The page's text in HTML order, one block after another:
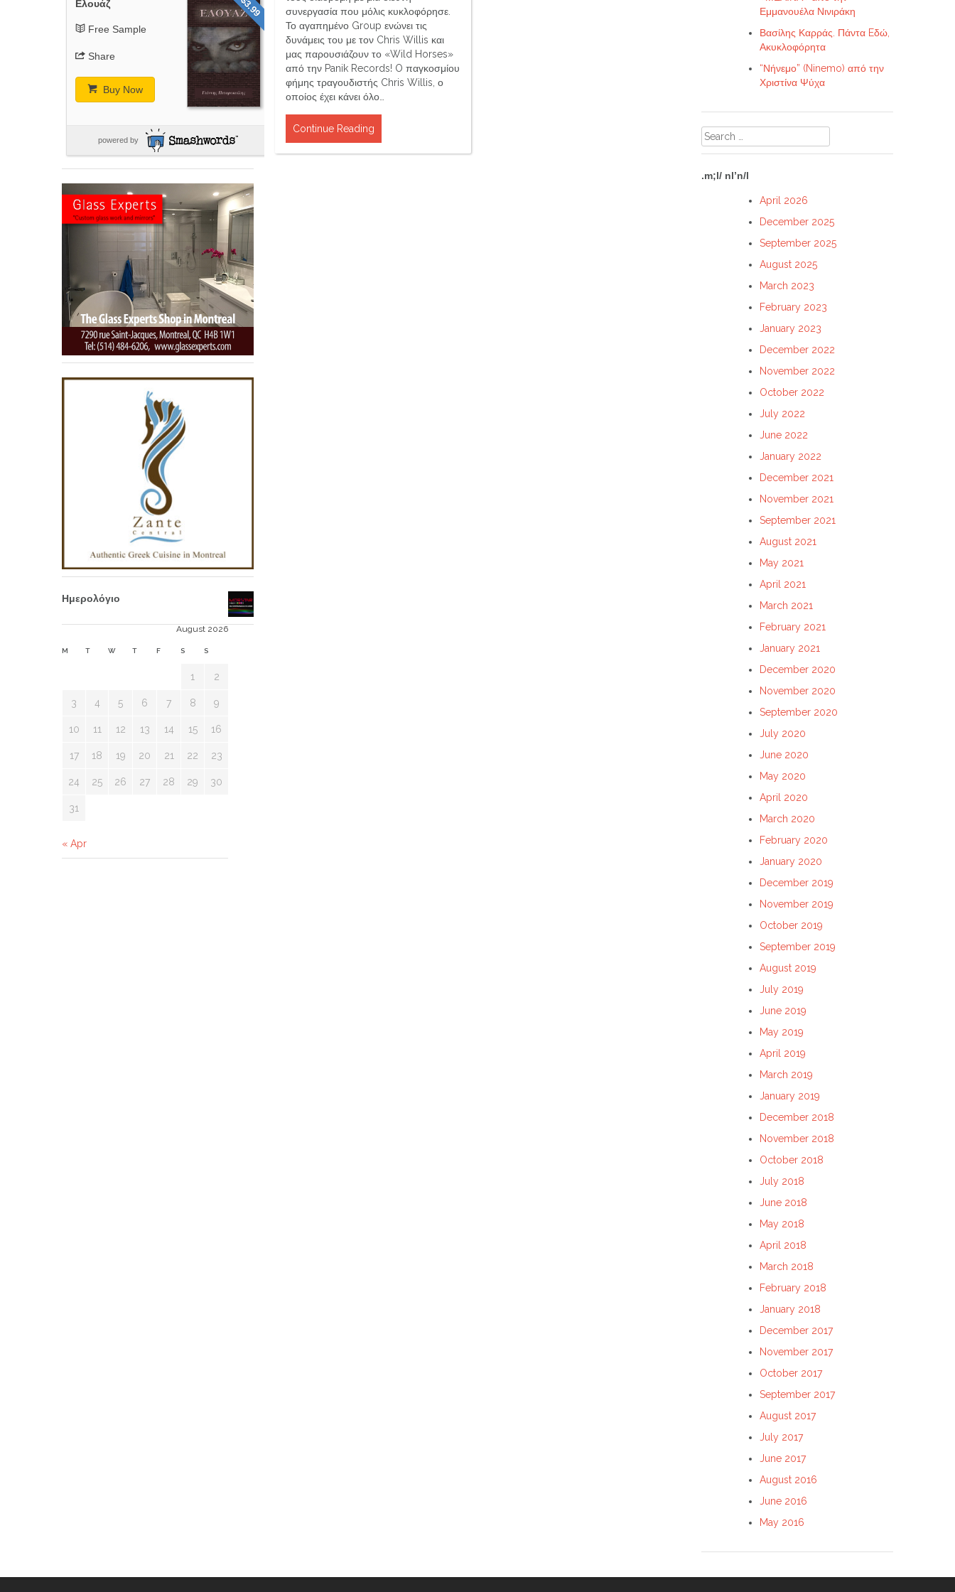
$3.99
Ελουάζ
Free Sample
Share
Buy Now
powered by
Ημερολόγιο
August 2026
M T W T F S S
1 2
3 4 5 6 7 8 9
10 11 12 13 14 15 16
17 18 19 20 21 22 23
24 25 26 27 28 29 30
31
« Apr
συνεργασία που μόλις κυκλοφόρησε.
Το αγαπημένο Group ενώνει τις
δυνάμεις του με τον Chris Willis και
μας παρουσιάζουν το «Wild Horses»
από την Panik Records! O παγκοσμίου
φήμης τραγουδιστής Chris Willis, ο
οποίος έχει κάνει όλο…
Continue Reading
Εμμανουέλα Νινιράκη
Βασίλης Καρράς. Πάντα Eδώ,
Ακυκλοφόρητα
“Νήνεμο” (Ninemo) από την
Χριστίνα Ψύχα
Search
for:
.m;l/ nl’n/l
April 2026
December 2025
September 2025
August 2025
March 2023
February 2023
January 2023
December 2022
November 2022
October 2022
July 2022
June 2022
January 2022
December 2021
November 2021
September 2021
August 2021
May 2021
April 2021
March 2021
February 2021
January 2021
December 2020
November 2020
September 2020
July 2020
June 2020
May 2020
April 2020
March 2020
February 2020
January 2020
December 2019
November 2019
October 2019
September 2019
August 2019
July 2019
June 2019
May 2019
April 2019
March 2019
January 2019
December 2018
November 2018
October 2018
July 2018
June 2018
May 2018
April 2018
March 2018
February 2018
January 2018
December 2017
November 2017
October 2017
September 2017
August 2017
July 2017
June 2017
August 2016
June 2016
May 2016